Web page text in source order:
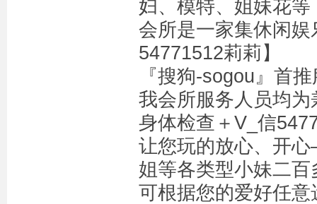
妇、模特、姐妹花等
会所是一家集休闲
54771512莉莉】
『搜狗-sogou』首
我会所服务人员均
身体检查＋V_信
让您玩的放心、开
姐等各类型小妹二
可根据您的爱好任